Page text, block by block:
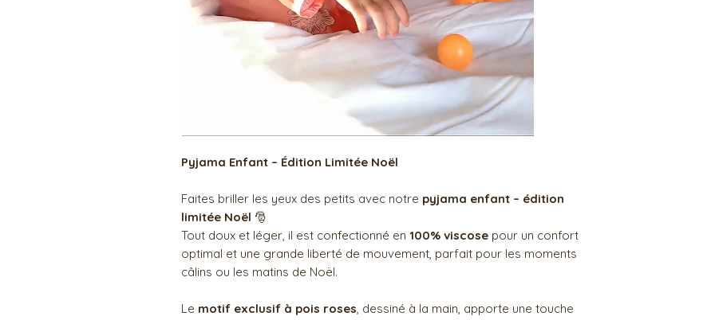
Pyjama Enfant – Édition Limitée Noël
Faites briller les yeux des petits avec notre pyjama enfant – édition
limitée Noël 🎅
Tout doux et léger, il est confectionné en 100% viscose pour un confort
optimal et une grande liberté de mouvement, parfait pour les moments
câlins ou les matins de Noël.
Le motif exclusif à pois roses , dessiné à la main, apporte une touche